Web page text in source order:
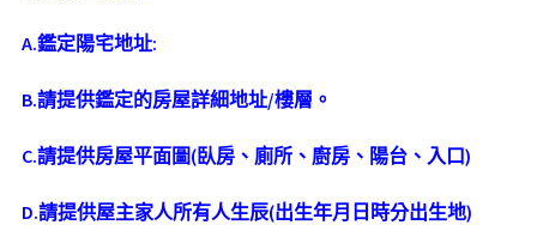
A.鑑定陽宅地址:
B.請提供鑑定的房屋詳細地址/樓層。
C.請提供房屋平面圖(臥房、廁所、廚房、陽台、入口)
D.請提供屋主家人所有人生辰(出生年月日時分出生地)